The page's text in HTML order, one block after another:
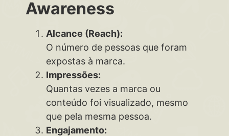
Awareness
Alcance (Reach):
O número de pessoas que foram
expostas à marca.
Impressões:
Quantas vezes a marca ou
conteúdo foi visualizado, mesmo
que pela mesma pessoa.
Engajamento: